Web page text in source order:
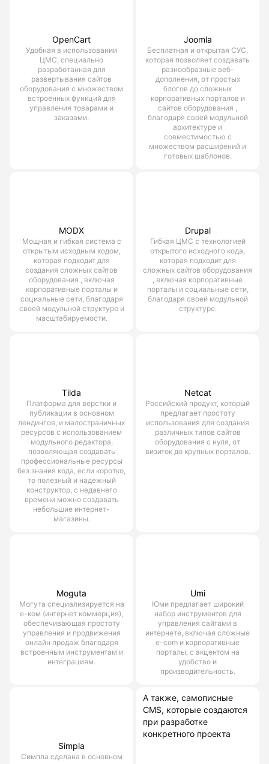
OpenCart
Удобная в использовании
ЦМС, специально
разработанная для
развертывания сайтов
оборудования с множеством
встроенных функций для
управления товарами и
заказами.
Joomla
Бесплатная и открытая СУС,
которая позволяет создавать
разнообразные веб-
дополнения, от простых
блогов до сложных
корпоративных порталов и
сайтов оборудования ,
благодаря своей модульной
архитектуре и
совместимостью с
множеством расширений и
готовых шаблонов.
MODX
Мощная и гибкая система с
открытым исходным кодом,
которая подходит для
создания сложных сайтов
оборудования , включая
корпоративные порталы и
социальные сети, благодаря
своей модульной структуре и
масштабируемости.
Drupal
Гибкая ЦМС с технологией
открытого исходного кода,
которая подходит для
сложных сайтов оборудования
, включая корпоративные
порталы и социальные сети,
благодаря своей модульной
структуре.
Tilda
Платформа для верстки и
публикации в основном
лендингов, и малостраничных
ресурсов с использованием
модульного редактора,
позволяющая создавать
профессиональные ресурсы
без знания кода, если коротко,
то полезный и надежный
конструктор, с недавнего
времени можно создавать
небольшие интернет-
магазины.
Netcat
Российский продукт, который
предлагает простоту
использования для создания
различных типов сайтов
оборудования с нуля, от
визиток до крупных порталов.
Moguta
Могута специализируется на
е-ком (интернет коммерция),
обеспечивающая простоту
управления и продвижения
онлайн продаж благодаря
встроенным инструментам и
интеграциям.
Umi
Юми предлагает широкий
набор инструментов для
управления сайтами в
интернете, включая сложные
e-com и корпоративные
порталы, с акцентом на
удобство и
производительность.
Simpla
Симпла сделана в основном
А также, самописные
CMS, которые создаются
при разработке
конкретного проекта